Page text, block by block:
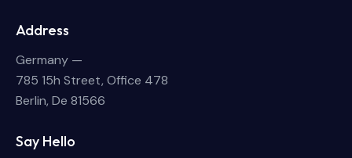
Address
Germany —
785 15h Street, Office 478
Berlin, De 81566
Say Hello